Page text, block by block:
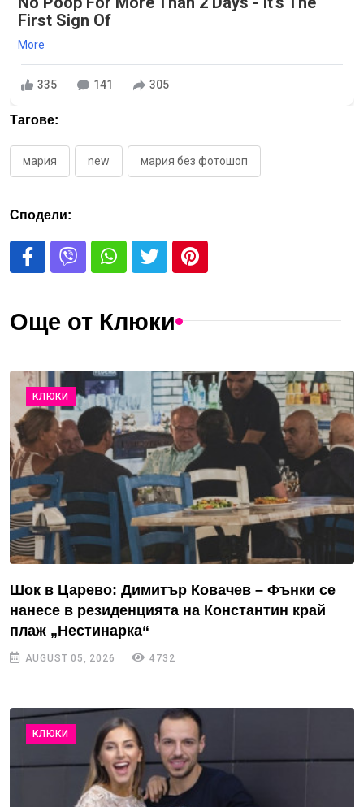
First Sign Of
More
335 141 305
Тагове:
мария new мария без фотошоп
Сподели:
Още от Клюки
КЛЮКИ
Шок в Царево: Димитър Ковачев – Фънки се
нанесе в резиденцията на Константин край
плаж „Нестинарка“
AUGUST 05, 2026 4732
КЛЮКИ